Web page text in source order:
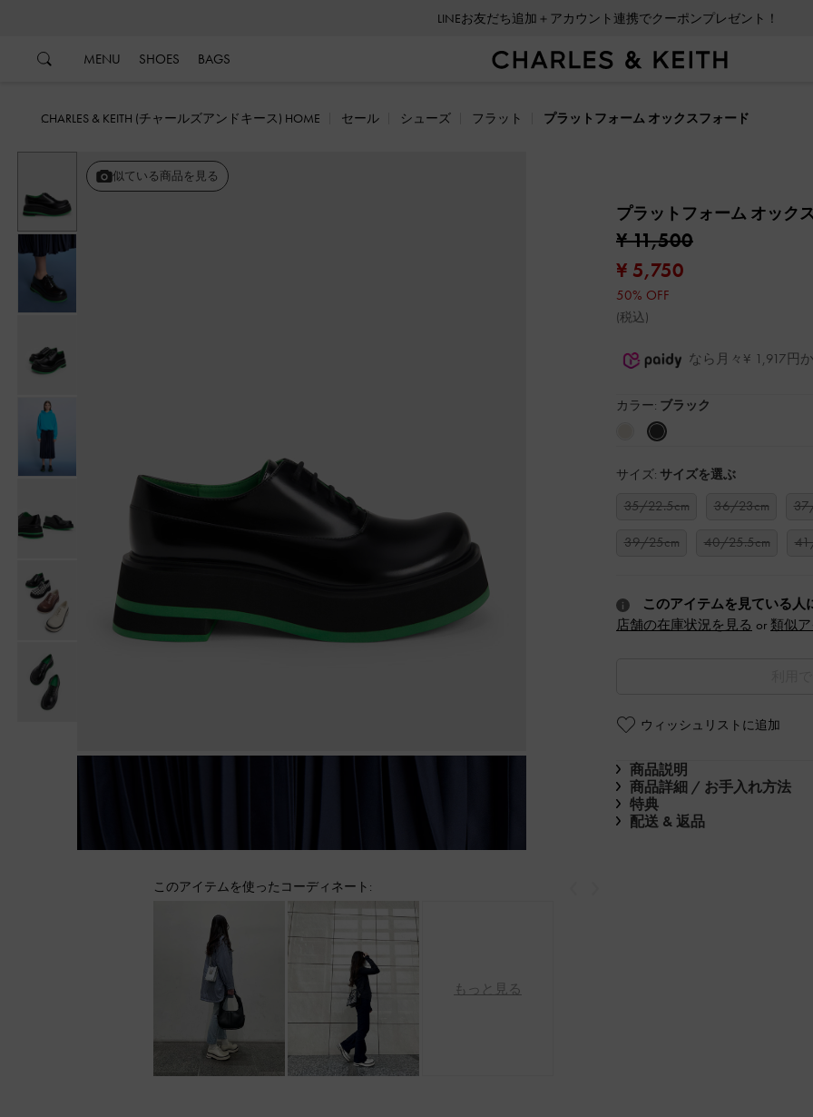
LINEお友だち追加＋アカウント連携でクーポンプレゼント！
MENU SHOES BAGS
CHARLES & KEITH (チャールズアンドキース) HOME セール シューズ フラット プラットフォーム オックスフォード
似ている商品を見る
プラットフォーム オック
¥ 11,500
¥ 5,750
50% OFF
(税込)
なら月々¥ 1,917円
カラー: ブラック
サイズ: サイズを選ぶ
35/22.5cm 36/23cm
39/25cm
40/25.5cm
このアイテムを見ている人
店舗の在庫状況を見る or 類似
ウィッシュリストに追加
商品説明
商品詳細 / お手入れ方法
特典
配送 & 返品
このアイテムを使ったコーディネート:
もっと見る